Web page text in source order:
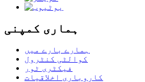
ہماری کمپنی
ہمارے بارے میں
کوالٹی کنٹرول
فیکٹری ٹور
کاروباری اخلاقیات